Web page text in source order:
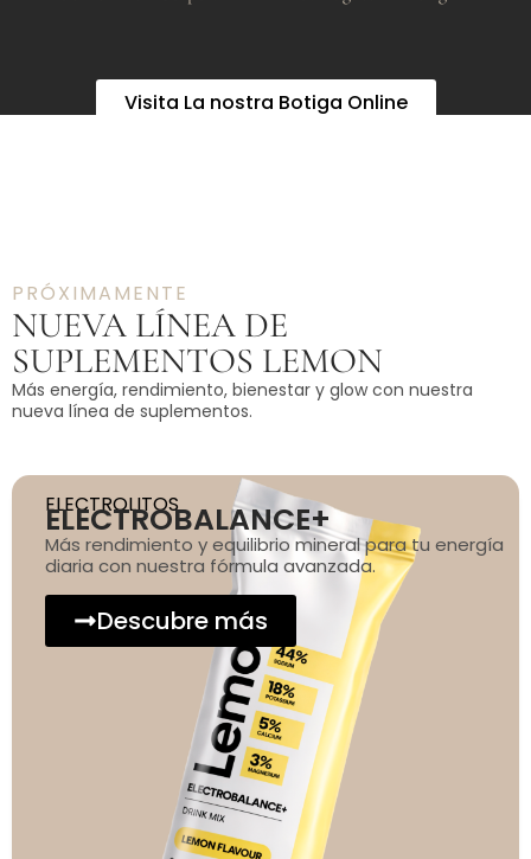
Visita La nostra Botiga Online
PRÓXIMAMENTE
NUEVA LÍNEA DE
SUPLEMENTOS LEMON
Más energía, rendimiento, bienestar y glow con nuestra
nueva línea de suplementos.
ELECTROLITOS
ELECTROBALANCE+
Más rendimiento y equilibrio mineral para tu energía
diaria con nuestra fórmula avanzada.
Descubre más